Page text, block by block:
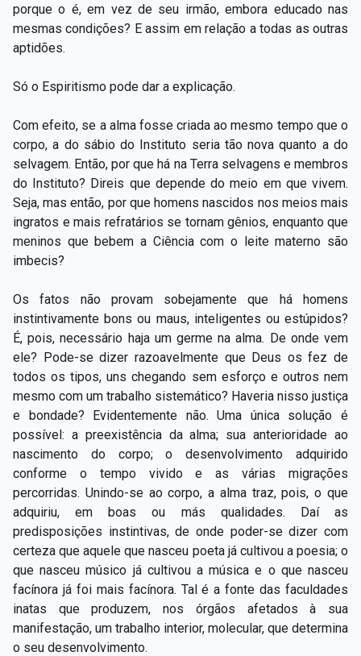
porque o é, em vez de seu irmão, embora educado nas
mesmas condições? E assim em relação a todas as outras
aptidões.
Só o Espiritismo pode dar a explicação.
Com efeito, se a alma fosse criada ao mesmo tempo que o
corpo, a do sábio do Instituto seria tão nova quanto a do
selvagem. Então, por que há na Terra selvagens e membros
do Instituto? Direis que depende do meio em que vivem.
Seja, mas então, por que homens nascidos nos meios mais
ingratos e mais refratários se tornam gênios, enquanto que
meninos que bebem a Ciência com o leite materno são
imbecis?
Os fatos não provam sobejamente que há homens
instintivamente bons ou maus, inteligentes ou estúpidos?
É, pois, necessário haja um germe na alma. De onde vem
ele? Pode-se dizer razoavelmente que Deus os fez de
todos os tipos, uns chegando sem esforço e outros nem
mesmo com um trabalho sistemático? Haveria nisso justiça
e bondade? Evidentemente não. Uma única solução é
possível: a preexistência da alma; sua anterioridade ao
nascimento do corpo; o desenvolvimento adquirido
conforme o tempo vivido e as várias migrações
percorridas. Unindo-se ao corpo, a alma traz, pois, o que
adquiriu, em boas ou más qualidades. Daí as
predisposições instintivas, de onde poder-se dizer com
certeza que aquele que nasceu poeta já cultivou a poesia; o
que nasceu músico já cultivou a música e o que nasceu
facínora já foi mais facínora. Tal é a fonte das faculdades
inatas que produzem, nos órgãos afetados à sua
manifestação, um trabalho interior, molecular, que determina
o seu desenvolvimento.